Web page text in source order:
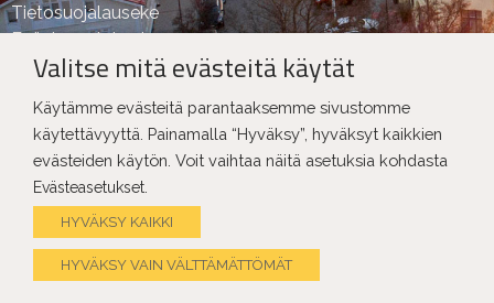
Tietosuojalauseke
Evästeasetukset
Copyright Ⓒ LU Rakennus 2025
Valitse mitä evästeitä käytät
Käytämme evästeitä parantaaksemme sivustomme
käytettävyyttä. Painamalla “Hyväksy”, hyväksyt kaikkien
evästeiden käytön. Voit vaihtaa näitä asetuksia kohdasta
Evästeasetukset
HYVÄKSY KAIKKI
HYVÄKSY VAIN VÄLTTÄMÄTTÖMÄT